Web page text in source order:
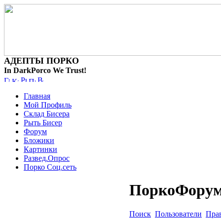
АДЕПТЫ ПОРКО
In DarkPorco We Trust!
Главная
Мой Профиль
Склад Бисера
Рыть Бисер
Форум
Бложики
Картинки
Развед.Опрос
Порко Соц.сеть
Поиск Пользователи